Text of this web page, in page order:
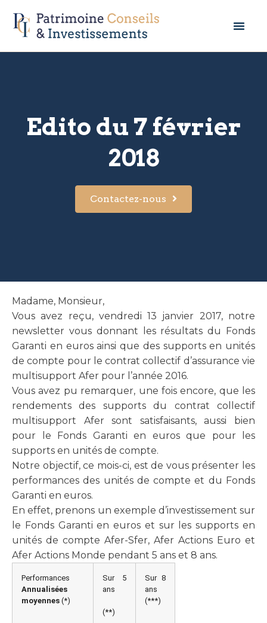
Edito du 7 février
2018
Contactez-nous
Madame, Monsieur,
Vous avez reçu, vendredi 13 janvier 2017, notre
newsletter vous donnant les résultats du Fonds
Garanti en euros ainsi que des supports en unités
de compte pour le contrat collectif d’assurance vie
multisupport Afer pour l’année 2016.
Vous avez pu remarquer, une fois encore, que les
rendements des supports du contrat collectif
multisupport Afer sont satisfaisants, aussi bien
pour le Fonds Garanti en euros que pour les
supports en unités de compte.
Notre objectif, ce mois-ci, est de vous présenter les
performances des unités de compte et du Fonds
Garanti en euros.
En effet, prenons un exemple d’investissement sur
le Fonds Garanti en euros et sur les supports en
unités de compte Afer-Sfer, Afer Actions Euro et
Afer Actions Monde pendant 5 ans et 8 ans.
Performances
Annualisées
moyennes (*)
Sur 5
ans
(**)
Sur 8
ans
(***)